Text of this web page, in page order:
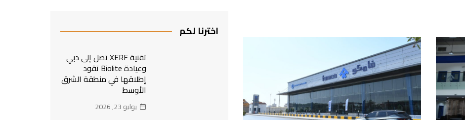
اخترنا لكم
تقنية XERF تصل إلى دبي
وعيادة Biolite تقود
إطلاقها في منطقة الشرق
الأوسط
يوليو 23, 2026